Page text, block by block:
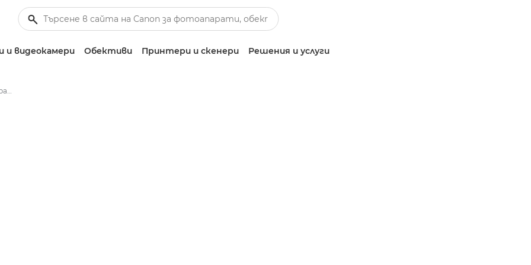
видеокамери Обективи Принтери и скенери Решения и услуги
Canon EOS RP – фотоапарати